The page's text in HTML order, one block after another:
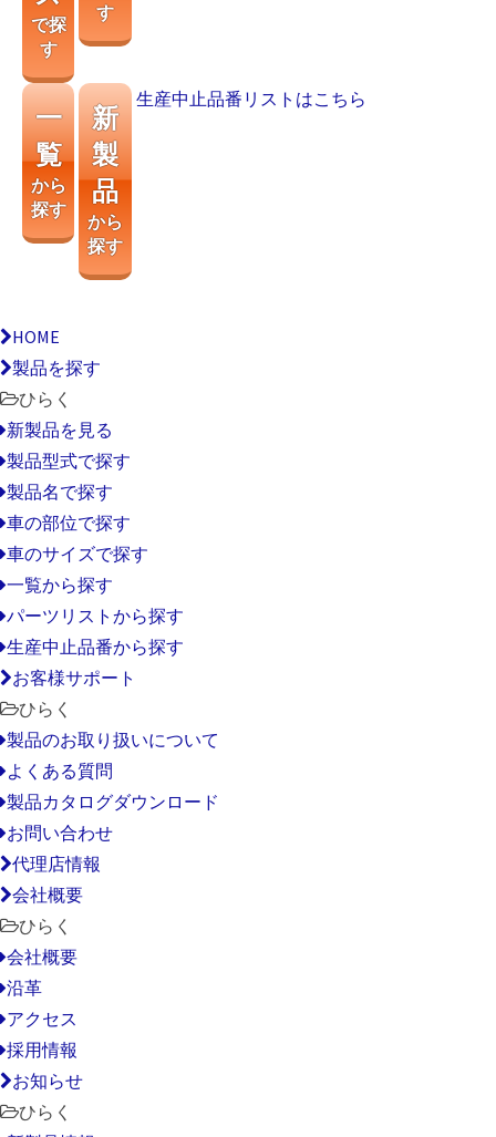
で探
す
す
一
覧
から
探す
新
製
品
から
探す
生産中止品番リストはこちら
HOME
製品を探す
ひらく
新製品を見る
製品型式で探す
製品名で探す
車の部位で探す
車のサイズで探す
一覧から探す
パーツリストから探す
生産中止品番から探す
お客様サポート
ひらく
製品のお取り扱いについて
よくある質問
製品カタログダウンロード
お問い合わせ
代理店情報
会社概要
ひらく
会社概要
沿革
アクセス
採用情報
お知らせ
ひらく